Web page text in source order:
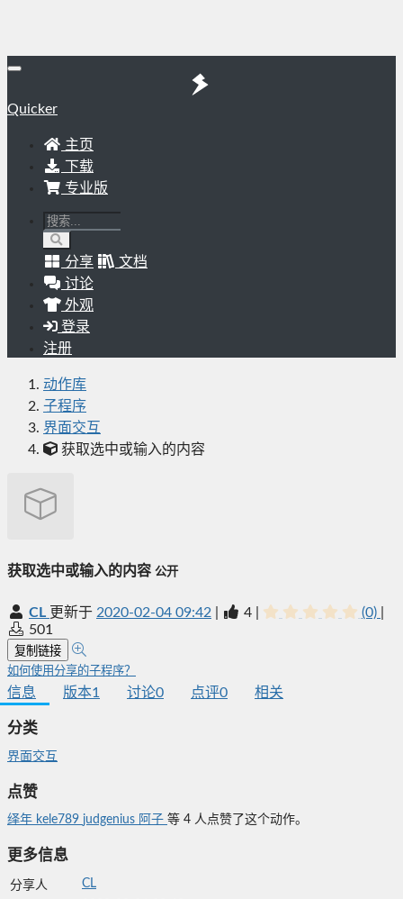
Quicker
主页
下载
专业版
分享
文档
讨论
外观
登录
注册
动作库
子程序
界面交互
获取选中或输入的内容
获取选中或输入的内容 公开
CL 更新于 2020-02-04 09:42 4 (0)
501
复制链接
如何使用分享的子程序？
信息 版本1 讨论0 点评0 相关
分类
界面交互
点赞
绎年 kele789 judgenius 阿子 等 4 人点赞了这个动作。
更多信息
分享人
CL